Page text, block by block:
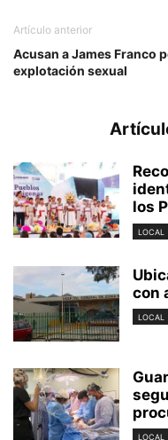
Artículo anterior
Acusan a James Franco
explotación sexual
los
LOCAL
con
LOCAL
LOCAL